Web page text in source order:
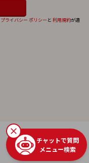
プライバシー ポリシー と 利用規約が適
チャットで質問
メニュー検索